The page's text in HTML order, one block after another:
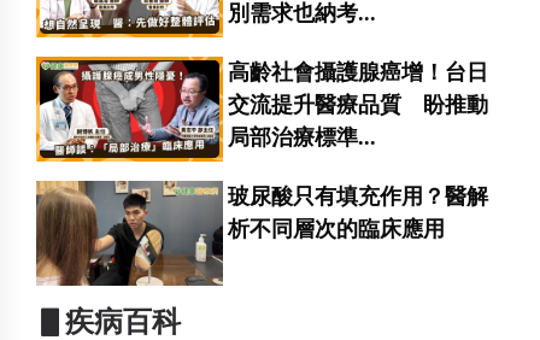
別需求也納考...
高齡社會攝護腺癌增！台日
交流提升醫療品質 盼推動
局部治療標準...
玻尿酸只有填充作用？醫解
析不同層次的臨床應用
▋疾病百科